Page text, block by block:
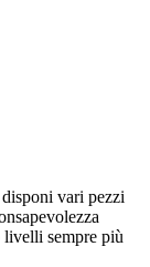
vari pezzi
livelli sempre più